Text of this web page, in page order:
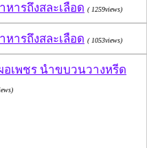
ารถึงสละเลือด ( 1259views)
ารถึงสละเลือด ( 1053views)
อเพชร นำขบวนวางหรีด